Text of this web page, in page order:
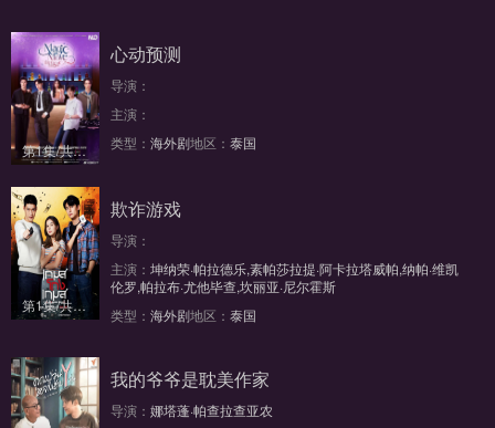
第1集/共10集
心动预测
导演：
主演：
类型： 海外剧地区： 泰国
第1集/共19集
欺诈游戏
导演：
主演： 坤纳荣·帕拉德乐,素帕莎拉提·阿卡拉塔威帕,纳帕·维凯
伦罗,帕拉布·尤他毕查,坎丽亚·尼尔霍斯
类型： 海外剧地区： 泰国
我的爷爷是耽美作家
导演： 娜塔蓬·帕查拉查亚农